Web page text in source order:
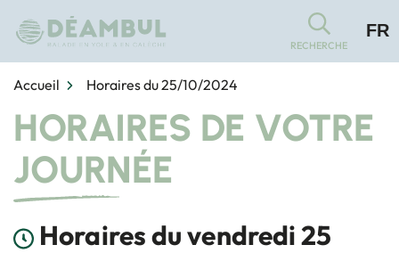
RECHERCHE
FR
Accueil Horaires du 25/10/2024
HORAIRES DE VOTRE
JOURNÉE
Horaires du vendredi 25